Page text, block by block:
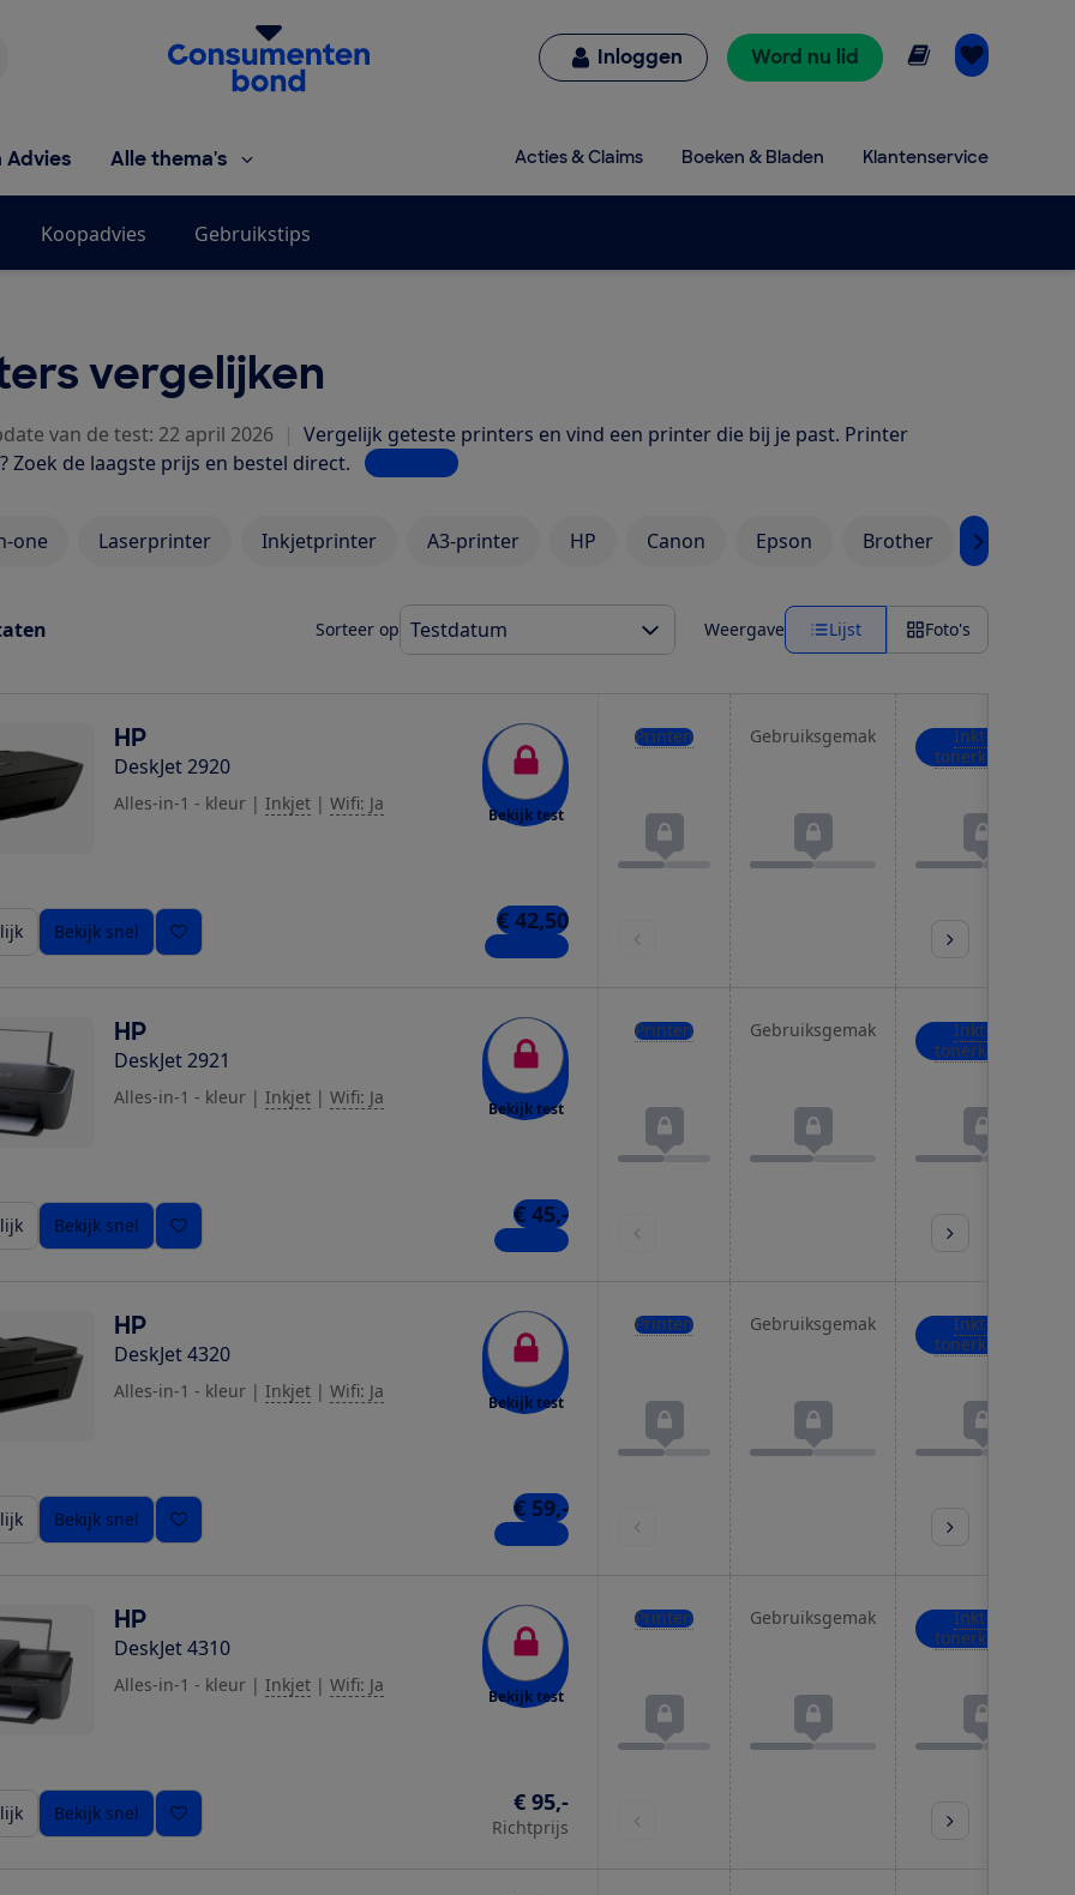
Homepage van de Consumentenbond
Inloggen Word nu lid Online lezen
Advies Alle thema's Acties & Claims Boeken & Bladen Klantenservice
Koopadvies Gebruikstips
vergelijken
van de test: 22 april 2026 | Vergelijk geteste printers en vind een printer die bij je past. Printer
Zoek de laagste prijs en bestel direct. Lees meer
one Laserprinter Inkjetprinter A3-printer HP Canon Epson Brother
Sorteer op Weergave Lijst Foto's
HP
DeskJet 2920
Alles-in-1 - kleur | Inkjet | Wifi: Ja
Bekijk test
Bekijk snel € 42,50
11 winkels
Printen Gebruiksgemak
Inkt- of
tonerkosten
HP
DeskJet 2921
Alles-in-1 - kleur | Inkjet | Wifi: Ja
Bekijk test
Bekijk snel € 45,-
6 winkels
Printen Gebruiksgemak
Inkt- of
tonerkosten
HP
DeskJet 4320
Alles-in-1 - kleur | Inkjet | Wifi: Ja
Bekijk test
Bekijk snel € 59,-
9 winkels
Printen Gebruiksgemak
Inkt- of
tonerkosten
HP
DeskJet 4310
Alles-in-1 - kleur | Inkjet | Wifi: Ja
Bekijk test
Bekijk snel € 95,-
Richtprijs
Printen Gebruiksgemak
Inkt- of
tonerkosten